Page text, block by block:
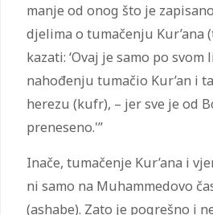
manje od onog što je
djelima o tumačenju Kur’ana
kazati: ‘Ovaj je samo po
nahođenju tumačio Kur’an i
herezu (kufr), – jer sve je od
preneseno.'”
Inače, tumačenje Kur’ana i
ni samo na Muhammedovo
(ashabe). Zato je pogrešno i